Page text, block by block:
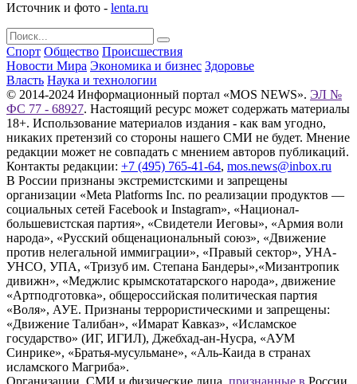
Источник и фото - lenta.ru
Спорт Общество Происшествия
Новости Мира Экономика и бизнес Здоровье
Власть Наука и технологии
© 2014-2024 Информационный портал «MOS NEWS». ЭЛ №
ФС 77 - 68927. Настоящий ресурс может содержать материалы
18+. Использование материалов издания - как вам угодно,
никаких претензий со стороны нашего СМИ не будет. Мнение
редакции может не совпадать с мнением авторов публикаций.
Контакты редакции: +7 (495) 765-41-64, mos.news@inbox.ru
В России признаны экстремистскими и запрещены
организации «Meta Platforms Inc. по реализации продуктов —
социальных сетей Facebook и Instagram», «Национал-
большевистская партия», «Свидетели Иеговы», «Армия воли
народа», «Русский общенациональный союз», «Движение
против нелегальной иммиграции», «Правый сектор», УНА-
УНСО, УПА, «Тризуб им. Степана Бандеры»,«Мизантропик
дивижн», «Меджлис крымскотатарского народа», движение
«Артподготовка», общероссийская политическая партия
«Воля», АУЕ. Признаны террористическими и запрещены:
«Движение Талибан», «Имарат Кавказ», «Исламское
государство» (ИГ, ИГИЛ), Джебхад-ан-Нусра, «АУМ
Синрике», «Братья-мусульмане», «Аль-Каида в странах
исламского Магриба».